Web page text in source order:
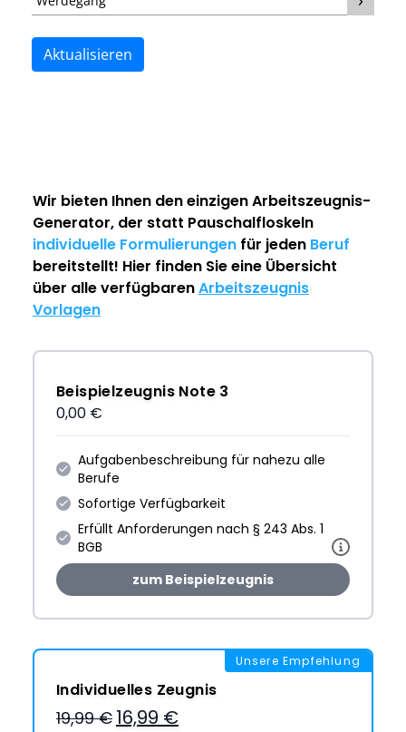
Aktualisieren
Wir bieten Ihnen den einzigenArbeitszeugnis-
Generator, der statt Pauschalfloskeln
individuelle Formulierungen für jeden Beruf
bereitstellt! Hier finden Sie eine Übersicht
über alle verfügbarenArbeitszeugnis
Vorlagen
Beispielzeugnis Note 3
0,00 €
Aufgabenbeschreibung für nahezu alle
Berufe
Sofortige Verfügbarkeit
Erfüllt Anforderungen nach § 243 Abs. 1
BGB
zum Beispielzeugnis
Unsere Empfehlung
Individuelles Zeugnis
19,99 € 16,99 €